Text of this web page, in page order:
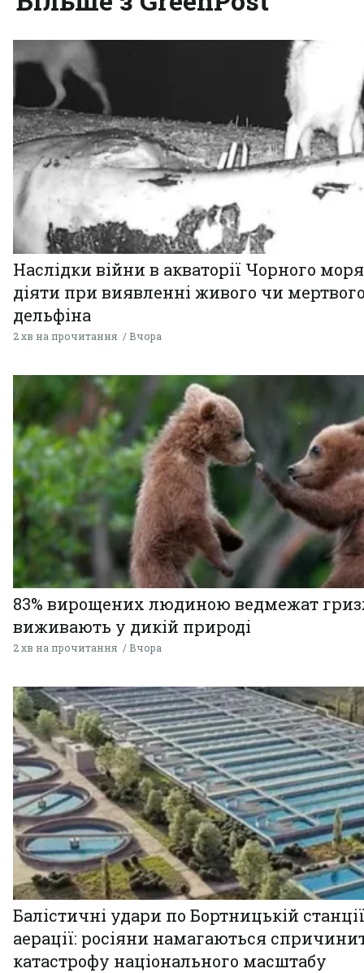
Наслідки війни в акваторії Чорного
діяти при виявленні живого чи
дельфіна
2 хв на прочитання Вчора
83% вирощених людиною ведмежат
виживають у дикій природі
2 хв на прочитання Вчора
Балістичні удари по Бортницькій станції
аерації: росіяни намагаються
катастрофу національного масштабу